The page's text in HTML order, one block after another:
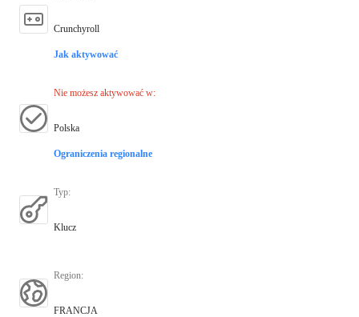
Crunchyroll
Jak aktywować
Nie możesz aktywować w:
Polska
Ograniczenia regionalne
Typ:
Klucz
Region:
FRANCJA